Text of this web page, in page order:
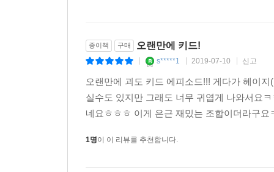
종이책 구매 오랜만에 키드!
s*****1 2019-07-10 신고
오랜만에 괴도 키드 에피소드!!! 게다가 헤이
실수도 있지만 그래도 너무 귀엽게 나와서요
네요ㅎㅎㅎ 이게 은근 재밌는 조합이더라구
1명이 이 리뷰를 추천합니다.